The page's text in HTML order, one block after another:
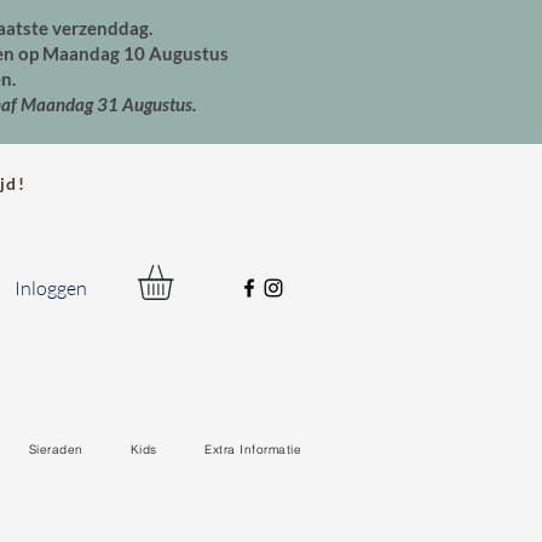
verzenddag.
op Maandag 10 Augustus
Maandag 31 Augustus.
Inloggen
Sieraden Kids Extra Informatie